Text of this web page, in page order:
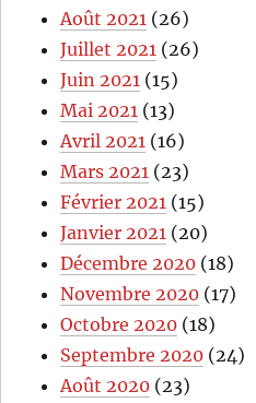
Août 2021 (26)
Juillet 2021 (26)
Juin 2021 (15)
Mai 2021 (13)
Avril 2021 (16)
Mars 2021 (23)
Février 2021 (15)
Janvier 2021 (20)
Décembre 2020 (18)
Novembre 2020 (17)
Octobre 2020 (18)
Septembre 2020 (24)
Août 2020 (23)